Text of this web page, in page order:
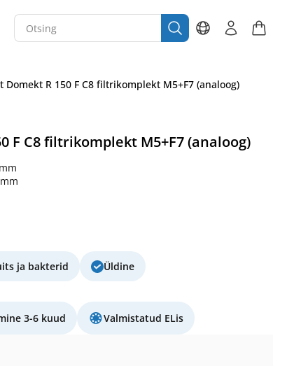
Domekt R 150 F C8 filtrikomplekt M5+F7 (analoog)
F C8 filtrikomplekt M5+F7 (analoog)
ja bakterid
Üldine
3-6 kuud Valmistatud ELis